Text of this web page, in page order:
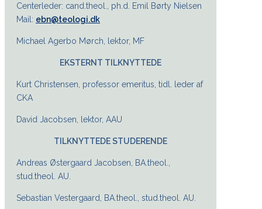
Centerleder: cand.theol., ph.d. Emil Børty Nielsen
Mail: ebn@teologi.dk
Michael Agerbo Mørch, lektor, MF
EKSTERNT TILKNYTTEDE
Kurt Christensen, professor emeritus, tidl. leder af
CKA
David Jacobsen, lektor, AAU
TILKNYTTEDE STUDERENDE
Andreas Østergaard Jacobsen, BA.theol.,
stud.theol. AU.
Sebastian Vestergaard, BA.theol., stud.theol. AU.